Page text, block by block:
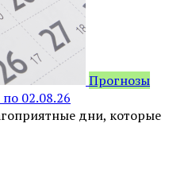
Прогнозы
02.08.26
дни, которые